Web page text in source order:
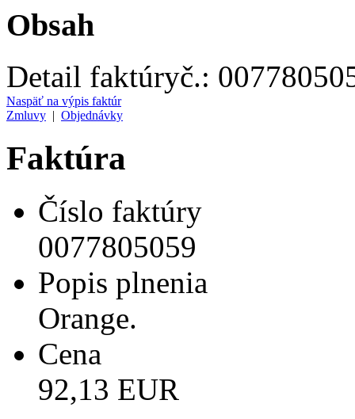
Obsah
Detail faktúryč.:
Naspäť na výpis faktúr
Zmluvy | Objednávky
Faktúra
Číslo faktúry
0077805059
Popis plnenia
Orange.
Cena
92,13 EUR